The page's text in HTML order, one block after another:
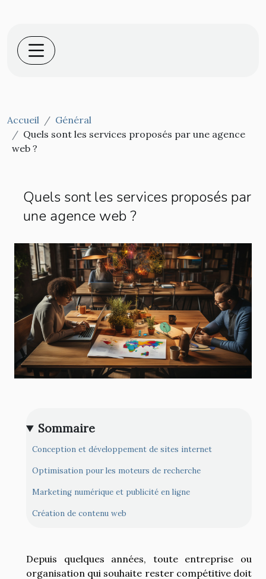
Accueil
Général
Quels sont les services proposés par une agence
web ?
Quels sont les services proposés par
une agence web ?
Sommaire
Conception et développement de sites internet
Optimisation pour les moteurs de recherche
Marketing numérique et publicité en ligne
Création de contenu web
Depuis quelques années, toute entreprise ou
organisation qui souhaite rester compétitive doit